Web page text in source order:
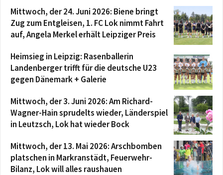
Mittwoch, der 24. Juni 2026: Biene bringt
Zug zum Entgleisen, 1. FC Lok nimmt Fahrt
auf, Angela Merkel erhält Leipziger Preis
Heimsieg in Leipzig: Rasenballerin
Landenberger trifft für die deutsche U23
gegen Dänemark + Galerie
Mittwoch, der 3. Juni 2026: Am Richard-
Wagner-Hain sprudelts wieder, Länderspiel
in Leutzsch, Lok hat wieder Bock
Mittwoch, der 13. Mai 2026: Arschbomben
platschen in Markranstädt, Feuerwehr-
Bilanz, Lok will alles raushauen